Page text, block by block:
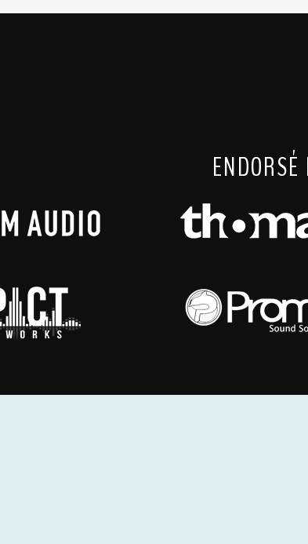
ENDORSÉ